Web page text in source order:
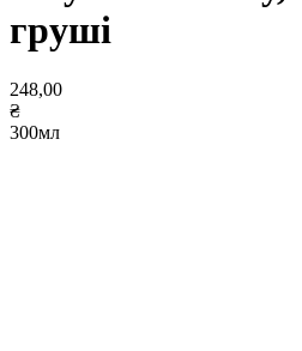
груші
248,00
₴
300мл